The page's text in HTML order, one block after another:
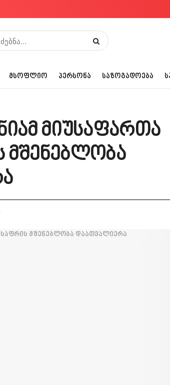
ᲛᲡᲝᲤᲚᲘᲝ ᲞᲔᲠᲡᲝᲜᲐ ᲡᲐᲖᲝᲒᲐᲓᲝᲔᲑᲐ
მიუსაფართა
მშენებლობა